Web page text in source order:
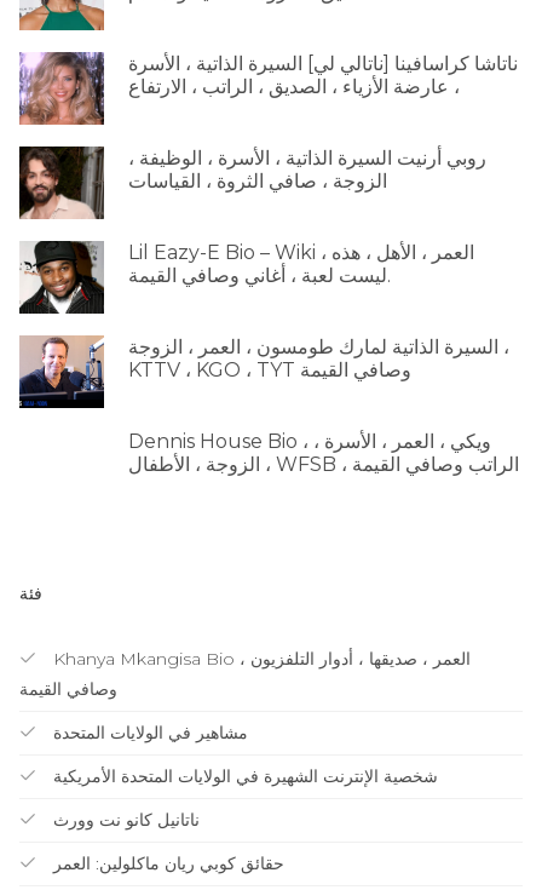
ناتاشا كراسافينا [ناتالي لي] السيرة الذاتية ، الأسرة
، عارضة الأزياء ، الصديق ، الراتب ، الارتفاع
روبي أرنيت السيرة الذاتية ، الأسرة ، الوظيفة ،
الزوجة ، صافي الثروة ، القياسات
Lil Eazy-E Bio – Wiki ، العمر ، الأهل ، هذه
ليست لعبة ، أغاني وصافي القيمة.
السيرة الذاتية لمارك طومسون ، العمر ، الزوجة ،
KTTV ، KGO ، TYT وصافي القيمة
Dennis House Bio ، ويكي ، العمر ، الأسرة ،
الزوجة ، الأطفال ، WFSB ، الراتب وصافي القيمة
فئة
Khanya Mkangisa Bio ، العمر ، صديقها ، أدوار التلفزيون
وصافي القيمة
مشاهير في الولايات المتحدة
شخصية الإنترنت الشهيرة في الولايات المتحدة الأمريكية
ناتانيل كانو نت وورث
حقائق كوبي ريان ماكلولين: العمر